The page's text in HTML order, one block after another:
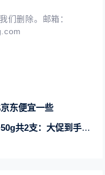
们删除。邮箱：
东便宜一些
2支：大促到手19.9元